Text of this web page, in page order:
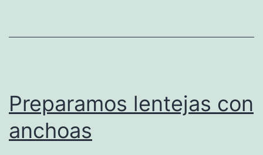
Preparamos lentejas con
anchoas